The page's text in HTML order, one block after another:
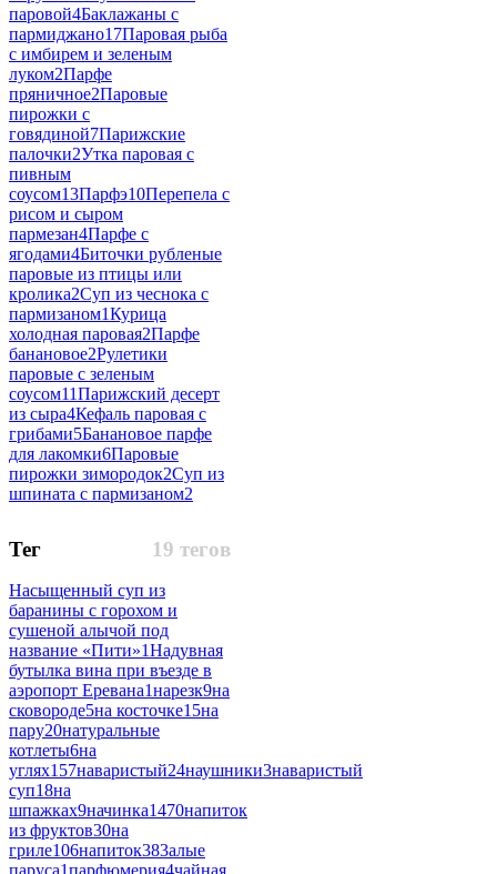
паровой4Баклажаны с
пармиджано17Паровая рыба
с имбирем и зеленым
луком2Парфе
пряничное2Паровые
пирожки с
говядиной7Парижские
палочки2Утка паровая с
пивным
соусом13Парфэ10Перепела с
рисом и сыром
пармезан4Парфе с
ягодами4Биточки рубленые
паровые из птицы или
кролика2Суп из чеснока с
пармизаном1Курица
холодная паровая2Парфе
банановое2Рулетики
паровые с зеленым
соусом11Парижский десерт
из сыра4Кефаль паровая с
грибами5Банановое парфе
для лакомки6Паровые
пирожки зимородок2Суп из
шпината с пармизаном2
19 тегов
Тег
Насыщенный суп из
баранины с горохом и
сушеной алычой под
название «Пити»1Надувная
бутылка вина при въезде в
аэропорт Еревана1нарезк9на
сковороде5на косточке15на
пару20натуральные
котлеты6на
углях157наваристый24наушники3наваристый
суп18на
шпажках9начинка1470напиток
из фруктов30на
гриле106напиток383алые
паруса1парфюмерия4чайная